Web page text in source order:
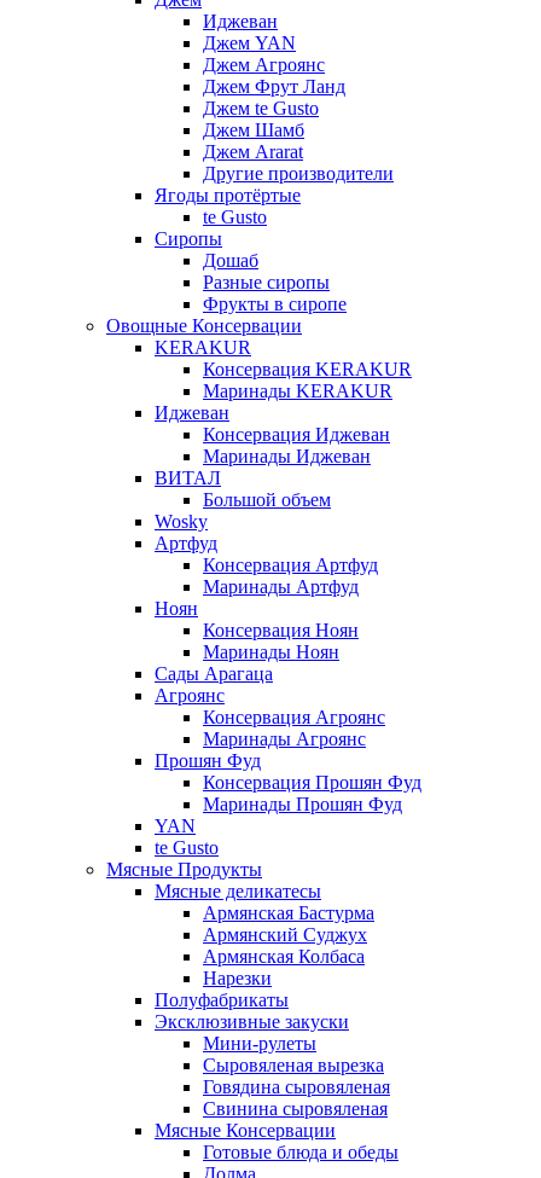
Иджеван
Джем YAN
Джем Агроянс
Джем Фрут Ланд
Джем te Gusto
Джем Шамб
Джем Ararat
Другие производители
Ягоды протёртые
te Gusto
Сиропы
Дошаб
Разные сиропы
Фрукты в сиропе
Овощные Консервации
KERAKUR
Консервация KERAKUR
Маринады KERAKUR
Иджеван
Консервация Иджеван
Маринады Иджеван
ВИТАЛ
Большой объем
Wosky
Артфуд
Консервация Артфуд
Маринады Артфуд
Ноян
Консервация Ноян
Маринады Ноян
Сады Арагаца
Агроянс
Консервация Агроянс
Маринады Агроянс
Прошян Фуд
Консервация Прошян Фуд
Маринады Прошян Фуд
YAN
te Gusto
Мясные Продукты
Мясные деликатесы
Армянская Бастурма
Армянский Суджух
Армянская Колбаса
Нарезки
Полуфабрикаты
Эксклюзивные закуски
Мини-рулеты
Сыровяленая вырезка
Говядина сыровяленая
Свинина сыровяленая
Мясные Консервации
Готовые блюда и обеды
Долма